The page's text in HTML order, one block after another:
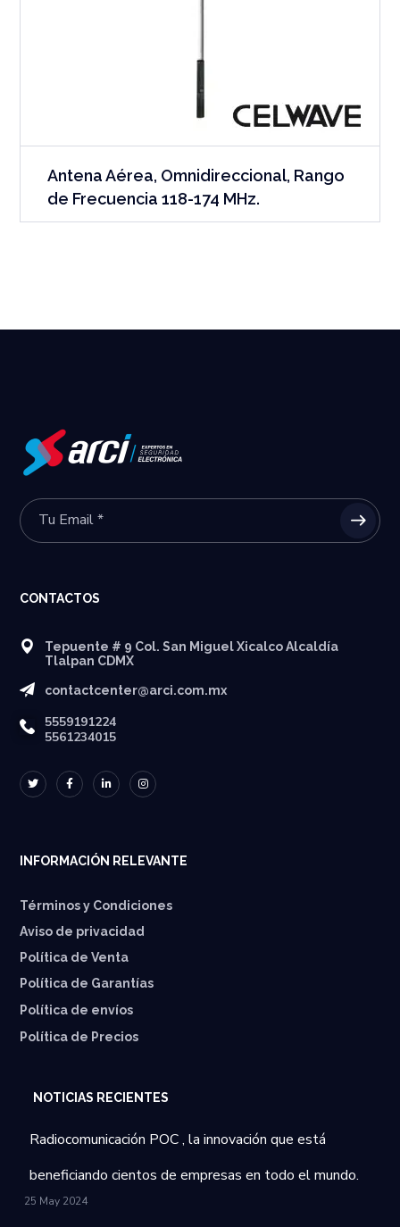
Antena Aérea, Omnidireccional, Rango
de Frecuencia 118-174 MHz.
CONTACTOS
Tepuente # 9 Col. San Miguel Xicalco Alcaldía
Tlalpan CDMX
contactcenter@arci.com.mx
5559191224
5561234015
INFORMACIÓN RELEVANTE
Términos y Condiciones
Aviso de privacidad
Política de Venta
Política de Garantías
⁠Política de envíos
Política de Precios
NOTICIAS RECIENTES
Radiocomunicación POC , la innovación que está
beneficiando cientos de empresas en todo el mundo.
25 May 2024